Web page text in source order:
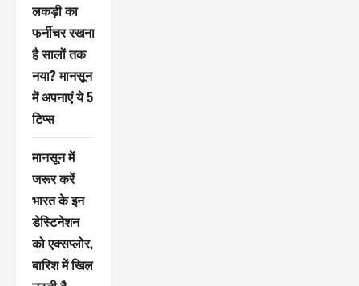
लकड़ी का
फर्नीचर रखना
है सालों तक
नया? मानसून
में अपनाएं ये 5
टिप्स
मानसून में
जरूर करें
भारत के इन
डेस्टिनेशन
को एक्सप्लोर,
बारिश में खिल